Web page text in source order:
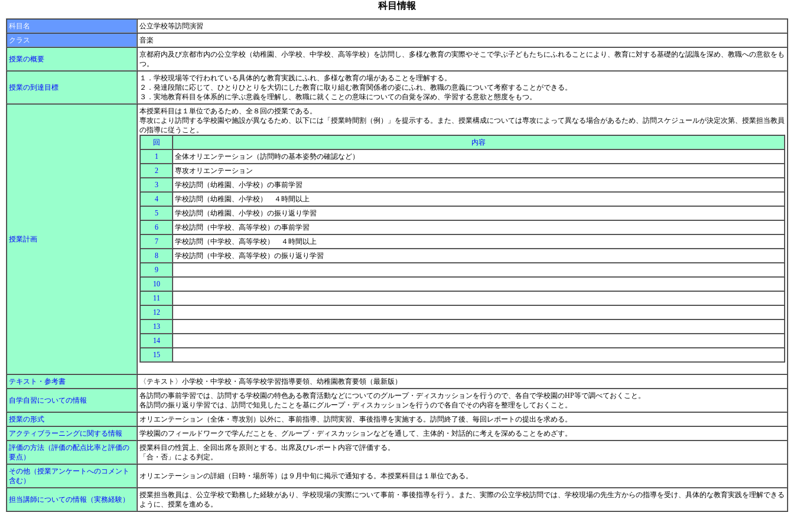
科目情報
科目名
公立学校等訪問演習
クラス
音楽
授業の概要
京都府内及び京都市内の公立学校（幼稚園、小学校、中学校、高等学校）を訪問し、多様な教育の実際やそこで学ぶ子どもたちにふれることにより、教育に対する基礎的な認識を深め、教職への意欲をも
つ。
授業の到達目標
１．学校現場等で行われている具体的な教育実践にふれ、多様な教育の場があることを理解する。
２．発達段階に応じて、ひとりひとりを大切にした教育に取り組む教育関係者の姿にふれ、教職の意義について考察することができる。
３．実地教育科目を体系的に学ぶ意義を理解し、教職に就くことの意味についての自覚を深め、学習する意欲と態度をもつ。
授業計画
本授業科目は１単位であるため、全８回の授業である。
専攻により訪問する学校園や施設が異なるため、以下には「授業時間割（例）」を提示する。また、授業構成については専攻によって異なる場合があるため、訪問スケジュールが決定次第、授業担当教員
の指導に従うこと。
回
内容
1
全体オリエンテーション（訪問時の基本姿勢の確認など）
2
専攻オリエンテーション
3
学校訪問（幼稚園、小学校）の事前学習
4
学校訪問（幼稚園、小学校） ４時間以上
5
学校訪問（幼稚園、小学校）の振り返り学習
6
学校訪問（中学校、高等学校）の事前学習
7
学校訪問（中学校、高等学校） ４時間以上
8
学校訪問（中学校、高等学校）の振り返り学習
9
10
11
12
13
14
15
テキスト・参考書 〈テキスト〉小学校・中学校・高等学校学習指導要領、幼稚園教育要領（最新版）
自学自習についての情報
各訪問の事前学習では、訪問する学校園の特色ある教育活動などについてのグループ・ディスカッションを行うので、各自で学校園のHP等で調べておくこと。
各訪問の振り返り学習では、訪問で知見したことを基にグループ・ディスカッションを行うので各自でその内容を整理をしておくこと。
授業の形式
オリエンテーション（全体・専攻別）以外に、事前指導、訪問実習、事後指導を実施する。訪問終了後、毎回レポートの提出を求める。
アクティブラーニングに関する情報
学校園のフィールドワークで学んだことを、グループ・ディスカッションなどを通して、主体的・対話的に考えを深めることをめざす。
評価の方法（評価の配点比率と評価の
要点）
授業科目の性質上、全回出席を原則とする。出席及びレポート内容で評価する。
「合・否」による判定。
その他（授業アンケートへのコメント
含む）
オリエンテーションの詳細（日時・場所等）は９月中旬に掲示で通知する。本授業科目は１単位である。
担当講師についての情報（実務経験）
授業担当教員は、公立学校で勤務した経験があり、学校現場の実際について事前・事後指導を行う。また、実際の公立学校訪問では、学校現場の先生方からの指導を受け、具体的な教育実践を理解できる
ように、授業を進める。